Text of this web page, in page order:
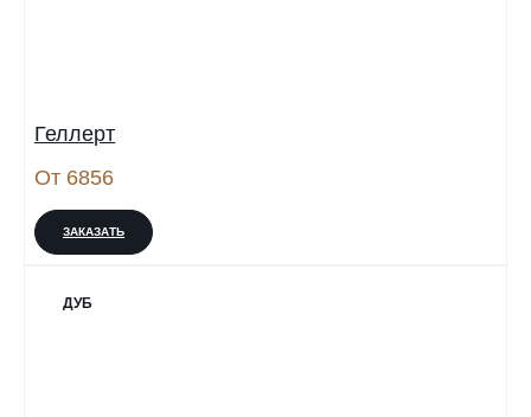
Геллерт
От 6856
ЗАКАЗАТЬ
ДУБ